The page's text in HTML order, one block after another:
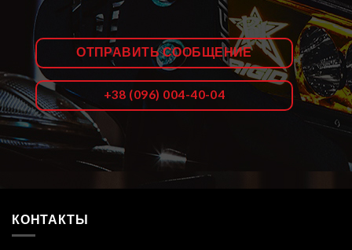
ОТПРАВИТЬ СООБЩЕНИЕ
+38 (096) 004-40-04
КОНТАКТЫ